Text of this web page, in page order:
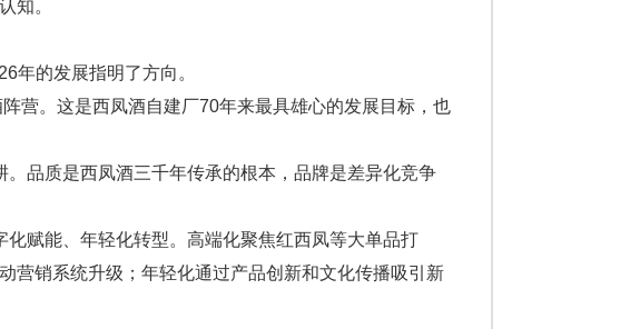
知。
年的发展指明了方向。
营。这是西凤酒自建厂70年来最具雄心的发展目标，也
。品质是西凤酒三千年传承的根本，品牌是差异化竞争
化赋能、年轻化转型。高端化聚焦红西凤等大单品打
营销系统升级；年轻化通过产品创新和文化传播吸引新